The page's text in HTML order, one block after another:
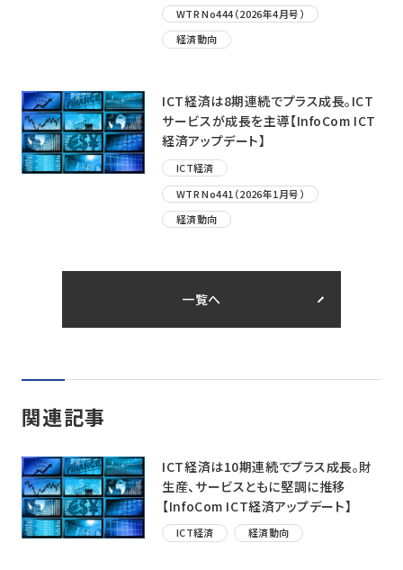
WTR No444（2026年4月号）
経済動向
ICT経済は8期連続でプラス成長。ICT
サービスが成長を主導【InfoCom ICT
経済アップデート】
ICT経済
WTR No441（2026年1月号）
経済動向
一覧へ
関連記事
ICT経済は10期連続でプラス成長。財
生産、サービスともに堅調に推移
【InfoCom ICT経済アップデート】
ICT経済 経済動向